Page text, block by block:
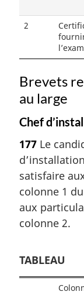
2
Brevets
au large
Chef
177 Le
satisfaire
colonne 1
aux
colonne 2.
TABLEAU